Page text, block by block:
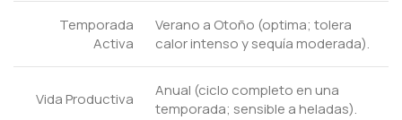
Temporada
Activa
Verano a Otoño (optima; tolera
calor intenso y sequía moderada).
Vida Productiva
Anual (ciclo completo en una
temporada; sensible a heladas).